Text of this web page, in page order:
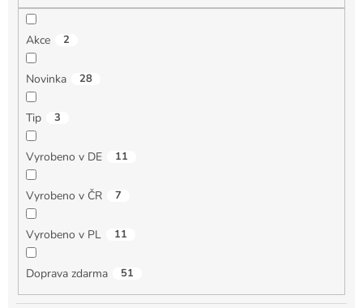
Akce 2
Novinka 28
Tip 3
Vyrobeno v DE 11
Vyrobeno v ČR 7
Vyrobeno v PL 11
Doprava zdarma 51